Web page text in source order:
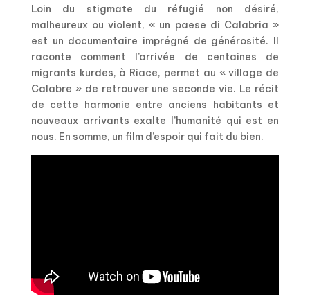
Loin du stigmate du réfugié non désiré,
malheureux ou violent, « un paese di Calabria »
est un documentaire imprégné de générosité. Il
raconte comment l’arrivée de centaines de
migrants kurdes, à Riace, permet au « village de
Calabre » de retrouver une seconde vie. Le récit
de cette harmonie entre anciens habitants et
nouveaux arrivants exalte l’humanité qui est en
nous. En somme, un film d’espoir qui fait du bien.